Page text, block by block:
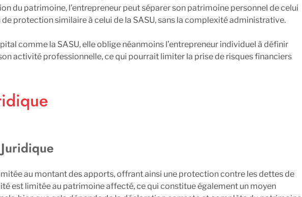
du patrimoine, l’entrepreneur peut séparer son patrimoine personnel de celui
protection similaire à celui de la SASU, sans la complexité administrative.
comme la SASU, elle oblige néanmoins l’entrepreneur individuel à définir
activité professionnelle, ce qui pourrait limiter la prise de risques financiers
au montant des apports, offrant ainsi une protection contre les dettes de
est limitée au patrimoine affecté, ce qui constitue également un moyen